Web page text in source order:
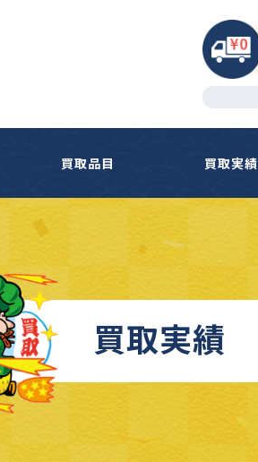
買取品目 買取実績
買取実績